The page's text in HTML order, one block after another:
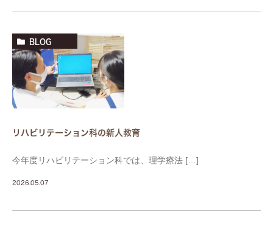
BLOG
リハビリテーション科の新人教育
今年度リハビリテーション科では、理学療法 […]
2026.05.07